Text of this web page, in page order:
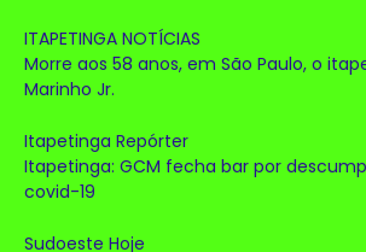
ITAPETINGA NOTÍCIAS
Morre aos 58 anos, em São Paulo, o
Marinho Jr.
Itapetinga Repórter
Itapetinga: GCM fecha bar por
covid-19
Sudoeste Hoje